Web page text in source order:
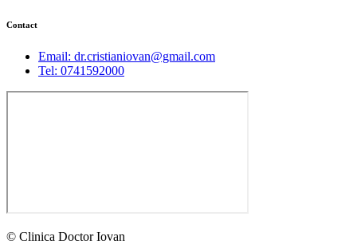
Contact
Email: dr.cristianiovan@gmail.com
Tel: 0741592000
© Clinica Doctor Iovan